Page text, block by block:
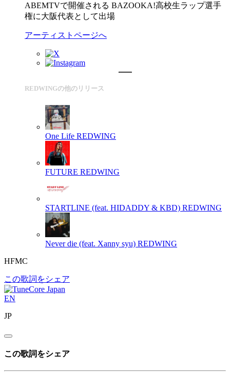
ABEMTVで開催される BAZOOKA!高校生ラップ選手
権に大阪代表として出場
アーティストページへ
REDWINGの他のリリース
One Life REDWING
FUTURE REDWING
STARTLINE (feat. HIDADDY & KBD) REDWING
Never die (feat. Xanny syu) REDWING
HFMC
この歌詞をシェア
EN
JP
この歌詞をシェア